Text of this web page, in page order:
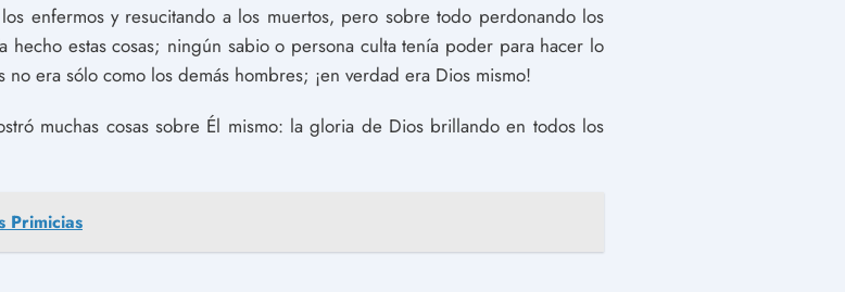
enfermos y resucitando a los muertos, pero sobre todo perdonando los
estas cosas; ningún sabio o persona culta tenía poder para hacer lo
no era sólo como los demás hombres; ¡en verdad era Dios mismo!
muchas cosas sobre Él mismo: la gloria de Dios brillando en todos los
Primicias